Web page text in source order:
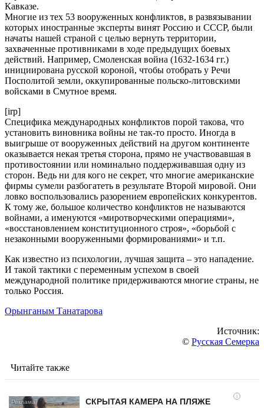
Кавказе.
Многие из тех 53 вооруженных конфликтов, в развязывании
которых иностранные эксперты винят Россию и СССР, были
начаты нашей страной с целью вернуть территории,
захваченные противниками в ходе предыдущих боевых
действий. Например, Смоленская война (1632-1634 гг.)
инициирована русской короной, чтобы отобрать у Речи
Посполитой земли, оккупированные польско-литовскими
войсками в Смутное время.
[irp]
Специфика международных конфликтов порой такова, что
установить виновника войны не так-то просто. Иногда в
выигрыше от вооруженных действий на другом континенте
оказывается некая третья сторона, прямо не участвовавшая в
противостоянии или номинально поддерживавшая одну из
сторон. Ведь ни для кого не секрет, что многие американские
фирмы сумели разбогатеть в результате Второй мировой. Они
ловко воспользовались разорением европейских конкурентов.
К тому же, большое количество конфликтов не называются
войнами, а именуются «миротворческими операциями»,
«восстановлением конституционного строя», «борьбой с
незаконными вооруженными формированиями» и т.п.
Как известно из психологии, лучшая защита – это нападение.
И такой тактики с переменным успехом в своей
международной политике придерживаются многие страны, не
только Россия.
Орынганым Танатарова
Источник:
© Русская Семерка
Читайте также
i
СКРЫТАЯ КАМЕРА НА ПЛЯЖЕ